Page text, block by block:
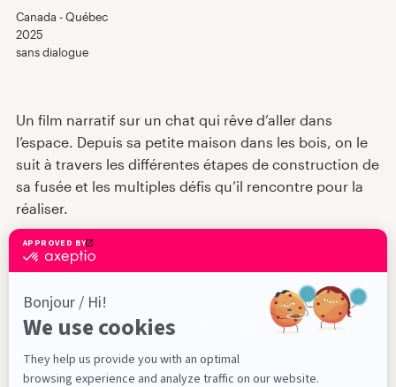
Nouvelles
Jury et prix
En
Canada - Québec
2025
sans dialogue
Un film narratif sur un chat qui rêve d’aller dans
l’espace. Depuis sa petite maison dans les bois, on le
suit à travers les différentes étapes de construction de
sa fusée et les multiples défis qu’il rencontre pour la
réaliser.
Compétition canadienne 3
2026-05-14 - 18h00
73 min
Salle de projection principale